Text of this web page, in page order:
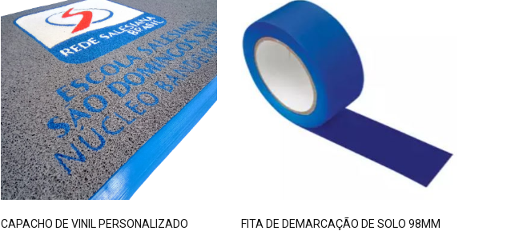
CAPACHO DE VINIL PERSONALIZADO FITA DE DEMARCAÇÃO DE SOLO 98MM